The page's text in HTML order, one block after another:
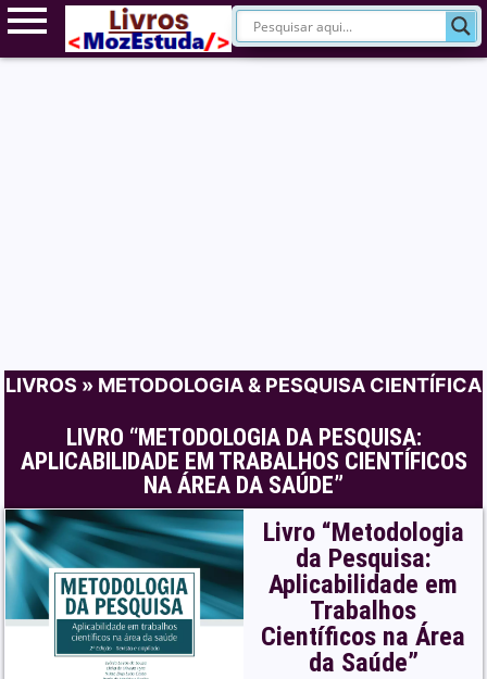
LIVROS » METODOLOGIA & PESQUISA CIENTÍFICA
LIVRO “METODOLOGIA DA PESQUISA:
APLICABILIDADE EM TRABALHOS CIENTÍFICOS
NA ÁREA DA SAÚDE”
Livro “Metodologia
da Pesquisa:
Aplicabilidade em
Trabalhos
Científicos na Área
da Saúde”